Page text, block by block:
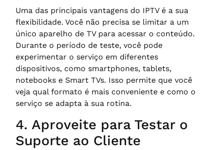
Uma das principais vantagens do IPTV é a sua
flexibilidade. Você não precisa se limitar a um
único aparelho de TV para acessar o conteúdo.
Durante o período de teste, você pode
experimentar o serviço em diferentes
dispositivos, como smartphones, tablets,
notebooks e Smart TVs. Isso permite que você
veja qual formato é mais conveniente e como o
serviço se adapta à sua rotina.
4. Aproveite para Testar o
Suporte ao Cliente